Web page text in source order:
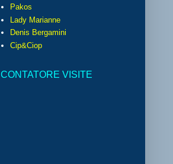
Pakos
Lady Marianne
Denis Bergamini
Cip&Ciop
CONTATORE VISITE